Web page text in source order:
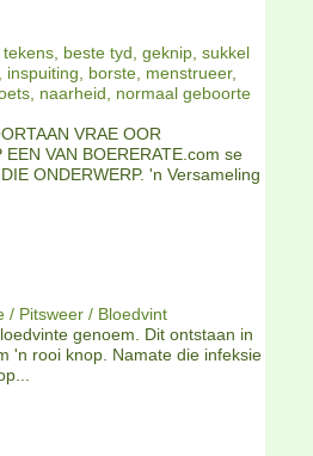
beste tyd, geknip, sukkel
borste, menstrueer,
naarheid, normaal geboorte
VRAE OOR
EEN VAN BOERERATE.com se
ONDERWERP. 'n Versameling
/ Pitsweer / Bloedvint
genoem. Dit ontstaan in
'n rooi knop. Namate die infeksie